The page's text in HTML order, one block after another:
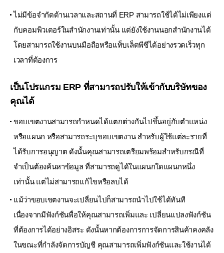
ไม่มีข้อจำกัดด้านเวลาและสถานที่ ERP สามารถใช้ได้ไม่เพียงแต่
กับคอมพิวเตอร์ในสำนักงานเท่านั้นแต่ยังใช้งานนอกสำนักงานได้
โดยสามารถใช้งานบนมือถือหรือแท็บเล็ตพีซีได้อย่างรวดเร็วทุก
เวลาที่ต้องการ
เป็นโปรแกรม ERP ที่สามารถปรับให้เข้ากับบริษัทของ
คุณได้
ขอบเขตงานสามารถกำหนดได้แตกต่างกันไปขึ้นอยู่กับตำแหน่ง
หรือแผนก หรือสามารถระบุขอบเขตงานสำหรับผู้ใช้แต่ละรายที่
ได้รับการอนุญาต ดังนั้นคุณสามารถเตรียมพร้อมสำหรับกรณีที่
จำเป็นต้องค้นหาข้อมูล ที่สามารถดูได้ในแผนกใดแผนกหนึ่ง
เท่านั้น แต่ไม่สามารถแก้ไขหรือลบได้
แม้ว่าขอบเขตงานจะเปลี่ยนไปก็สามารถนำไปใช้ได้ทันที
เนื่องจากมีฟังก์ชันพื่อให้คุณสามารถเพิ่มและ เปลี่ยนแปลงฟังก์ชัน
ที่ต้องการได้อย่างอิสระ ดังนั้นหากต้องการการจัดการสินค้าคงคลัง
ในขณะที่กำลังจัดการบัญชีคุณสามารถเพิ่มฟังก์ชันและใช้งานได้